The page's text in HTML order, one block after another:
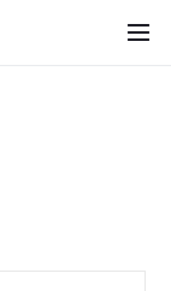
サイ